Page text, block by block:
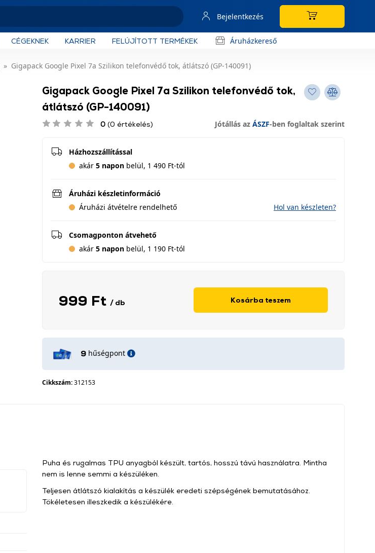
Bejelentkezés
CÉGEKNEK KARRIER FELÚJÍTOTT TERMÉKEK Áruházkereső
Gigapack Google Pixel 7a Szilikon telefonvédő tok, átlátszó (GP-140091)
Gigapack Google Pixel 7a Szilikon telefonvédő tok,
átlátszó (GP-140091)
0 (0 értékelés) Jótállás az ÁSZF-ben foglaltak szerint
Házhozszállítással
akár 5 napon belül, 1 490 Ft-tól
Áruházi készletinformáció
Áruházi átvételre rendelhető
Hol van készleten?
Csomagponton átvehető
akár 5 napon belül, 1 190 Ft-tól
999 Ft / db Kosárba teszem
9 hűségpont
Cikkszám:312153
Puha és rugalmas TPU anyagból készült, tartós, hosszú távú használatra. Mintha
nem is lenne semmi a készüléken.
Teljesen átlátszó kialakítás a készülék eredeti szépségének bemutatásához.
Tökéletesen illeszkedik a készülékére.